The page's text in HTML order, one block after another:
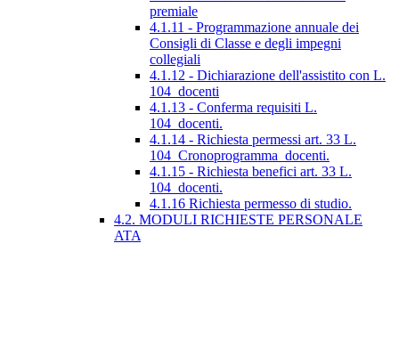
premiale
4.1.11 - Programmazione annuale dei
Consigli di Classe e degli impegni
collegiali
4.1.12 - Dichiarazione dell'assistito con L.
104_docenti
4.1.13 - Conferma requisiti L.
104_docenti.
4.1.14 - Richiesta permessi art. 33 L.
104_Cronoprogramma_docenti.
4.1.15 - Richiesta benefici art. 33 L.
104_docenti.
4.1.16 Richiesta permesso di studio.
4.2. MODULI RICHIESTE PERSONALE
ATA